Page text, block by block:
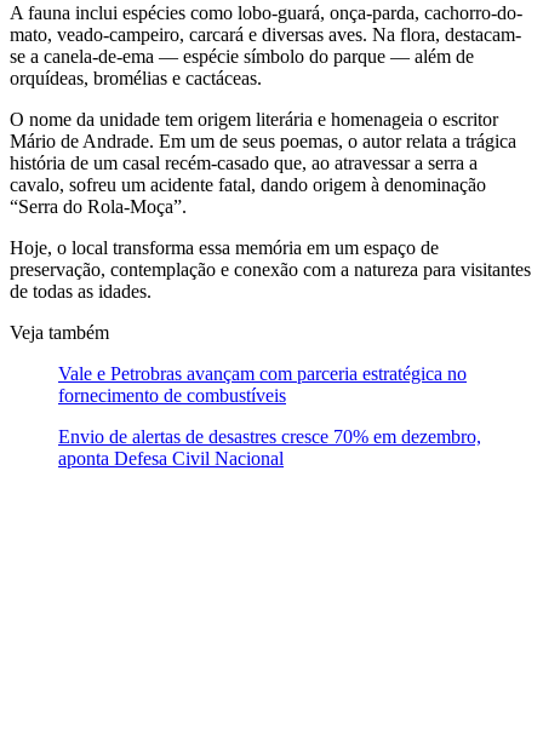
A fauna inclui espécies como lobo-guará, onça-parda, cachorro-do-
mato, veado-campeiro, carcará e diversas aves. Na flora, destacam-
se a canela-de-ema — espécie símbolo do parque — além de
orquídeas, bromélias e cactáceas.
O nome da unidade tem origem literária e homenageia o escritor
Mário de Andrade. Em um de seus poemas, o autor relata a trágica
história de um casal recém-casado que, ao atravessar a serra a
cavalo, sofreu um acidente fatal, dando origem à denominação
“Serra do Rola-Moça”.
Hoje, o local transforma essa memória em um espaço de
preservação, contemplação e conexão com a natureza para visitantes
de todas as idades.
Veja também
Vale e Petrobras avançam com parceria estratégica no
fornecimento de combustíveis
Envio de alertas de desastres cresce 70% em dezembro,
aponta Defesa Civil Nacional